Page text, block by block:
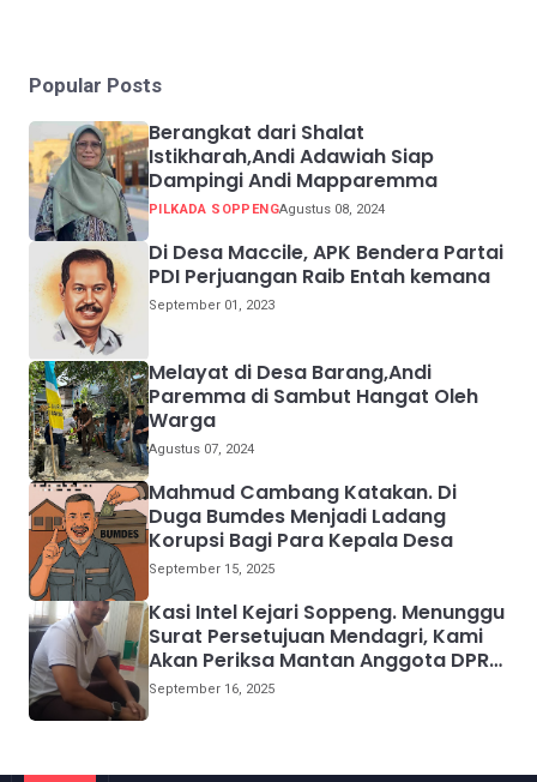
Popular Posts
Berangkat dari Shalat
Istikharah,Andi Adawiah Siap
Dampingi Andi Mapparemma
PILKADA SOPPENGAgustus 08, 2024
Di Desa Maccile, APK Bendera Partai
PDI Perjuangan Raib Entah kemana
September 01, 2023
Melayat di Desa Barang,Andi
Paremma di Sambut Hangat Oleh
Warga
Agustus 07, 2024
Mahmud Cambang Katakan. Di
Duga Bumdes Menjadi Ladang
Korupsi Bagi Para Kepala Desa
September 15, 2025
Kasi Intel Kejari Soppeng. Menunggu
Surat Persetujuan Mendagri, Kami
Akan Periksa Mantan Anggota DPRD
Provinsi Sulsel
September 16, 2025